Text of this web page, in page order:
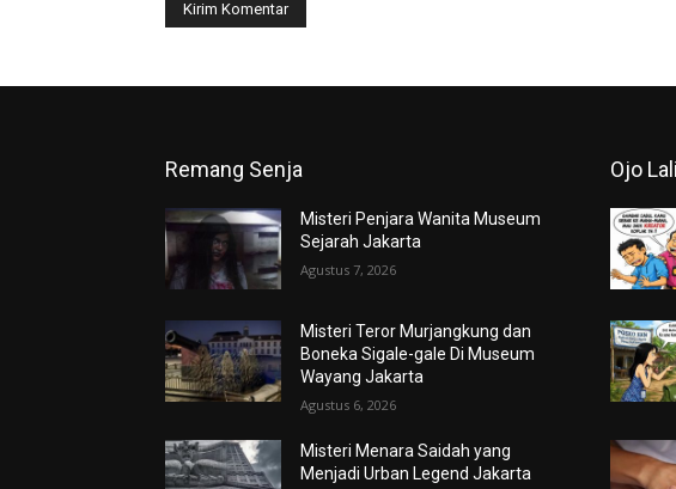
Remang Senja
Misteri Penjara Wanita Museum
Sejarah Jakarta
Agustus 7, 2026
Misteri Teror Murjangkung dan
Boneka Sigale-gale Di Museum
Wayang Jakarta
Agustus 6, 2026
Misteri Menara Saidah yang
Menjadi Urban Legend Jakarta
Ojo Lali